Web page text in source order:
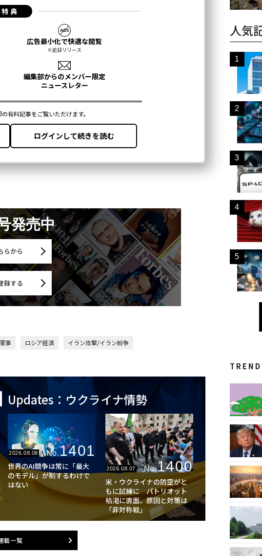
発売中
らから
録する
軍事 ロシア経済 イラン攻撃/イラン紛争
Updates：ウクライナ情勢
2026.08.08 No.1401
世界のAI競争は常に「最大
のモデル」が制するわけで
はない
2026.08.07 No.1400
米・ウクライナの防空がと
もに試練に パトリオット
枯渇に直面、原因と対策は
「非対称戦」
載一覧
人気
TREND